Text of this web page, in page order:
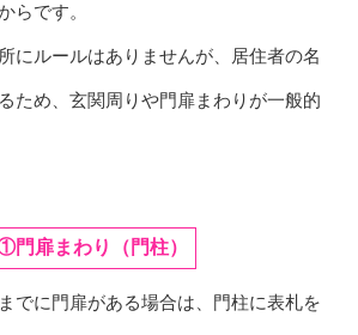
らです。
にルールはありませんが、居住者の名
ため、玄関周りや門扉まわりが一般的
扉まわり（門柱）
でに門扉がある場合は、門柱に表札を